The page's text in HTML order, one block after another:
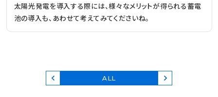
太陽光発電を導入する際には、様々なメリットが得られる蓄電
池の導入も、あわせて考えてみてくださいね。
ALL